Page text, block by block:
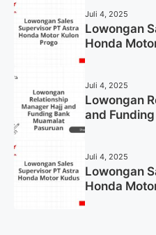
Juli 4, 2025
Lowongan
Honda
Juli 4, 2025
Lowongan
and
Juli 4, 2025
Lowongan
Honda